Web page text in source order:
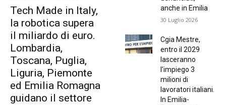
Tech Made in Italy,
la robotica supera
il miliardo di euro.
Lombardia,
Toscana, Puglia,
Liguria, Piemonte
ed Emilia Romagna
guidano il settore
anche in Emilia
30 Luglio 2026
Cgia Mestre,
entro il 2029
lasceranno
l’impiego 3
milioni di
lavoratori italiani.
In Emilia-